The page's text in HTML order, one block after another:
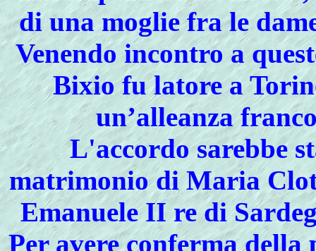
di una moglie fra le
Venendo incontro a
Bixio fu latore a
un’alleanza
L'accordo sarebbe
matrimonio di Maria
Emanuele II re di
Per avere conferma